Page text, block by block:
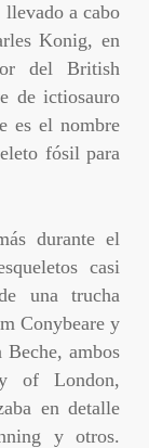
a cabo
Konig, en
del British
de ictiosauro
es el nombre
fósil para
durante el
casi
una trucha
Conybeare y
ambos
of London,
en detalle
y otros.